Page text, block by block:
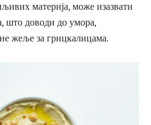
материја, може изазвати
што доводи до умора,
жеље за грицкалицама.